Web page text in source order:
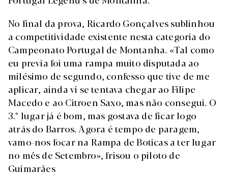
No final da prova, Ricardo Gonçalves sublinhou
a competitividade existente nesta categoria do
Campeonato Portugal de Montanha. «Tal como
eu previa foi uma rampa muito disputada ao
milésimo de segundo, confesso que tive de me
aplicar, ainda vi se tentava chegar ao Filipe
Macedo e ao Citroen Saxo, mas não consegui. O
3.º lugar já é bom, mas gostava de ficar logo
atrás do Barros. Agora é tempo de paragem,
vamo-nos focar na Rampa de Boticas a ter lugar
no mês de Setembro», frisou o piloto de
Guimarães